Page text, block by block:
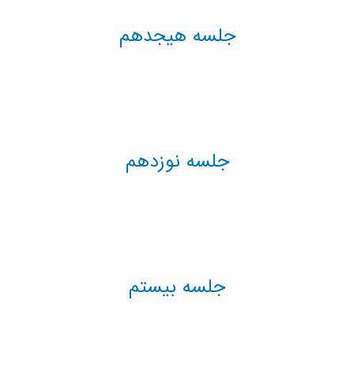
جلسه هیجدهم
جلسه نوزدهم
جلسه بیستم